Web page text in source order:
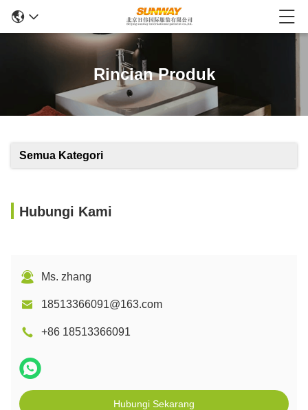
Rincian Produk
Semua Kategori
Hubungi Kami
Ms. zhang
18513366091@163.com
+86 18513366091
Hubungi Sekarang